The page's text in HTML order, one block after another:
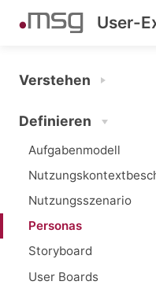
User-
Verstehen
Definieren
Aufgabenmodell
Nutzungsszenario
Personas
Storyboard
User Boards